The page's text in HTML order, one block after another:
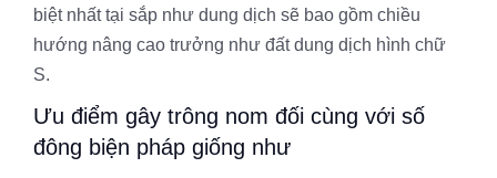
biệt nhất tại sắp như dung dịch sẽ bao gồm chiều
hướng nâng cao trưởng như đất dung dịch hình chữ
S.
Ưu điểm gây trông nom đối cùng với số
đông biện pháp giống như